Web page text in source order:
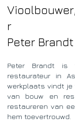
r
Peter Brandt
Peter Brandt is
restaurateur in
werkplaats vindt
van bouw en
restaureren van
hem toevertrouwd.